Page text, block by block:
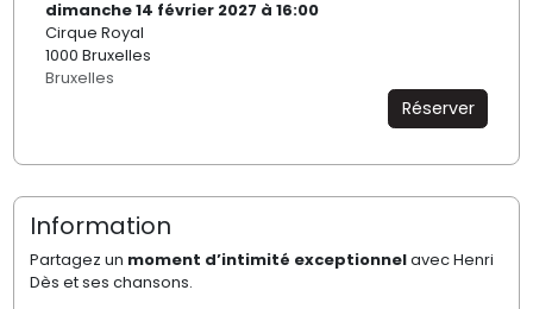
dimanche 14 février 2027 à 16:00
Cirque Royal
1000 Bruxelles
Bruxelles
Réserver
Information
Partagez un moment d’intimité exceptionnelavec Henri
Dès et ses chansons.